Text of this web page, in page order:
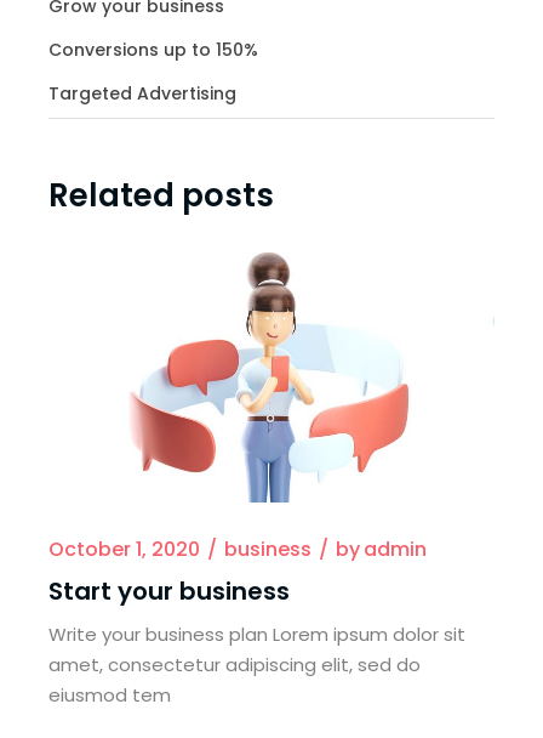
Grow your business
Conversions up to 150%
Targeted Advertising
Related posts
October 1, 2020 business byadmin
Start your business
Write your business plan Lorem ipsum dolor sit
amet, consectetur adipiscing elit, sed do
eiusmod tem